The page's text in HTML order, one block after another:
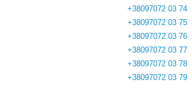
+38097072 03 74
+38097072 03 75
+38097072 03 76
+38097072 03 77
+38097072 03 78
+38097072 03 79